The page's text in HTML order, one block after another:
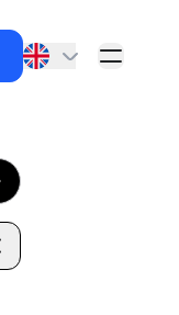
Vahrenwald,